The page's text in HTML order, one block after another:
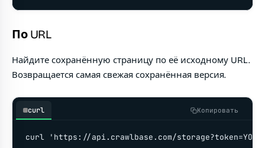
По URL
Найдите сохранённую страницу по её исходному URL.
Возвращается самая свежая сохранённая версия.
curl Копировать
curl 'https://api.crawlbase.com/